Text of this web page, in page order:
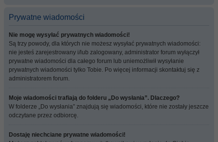
Prywatne wiadomości
Nie mogę wysyłać prywatnych wiadomości!
Są trzy powody, dla których nie możesz wysyłać prywatnych wiadomości:
nie jesteś zarejestrowany i/lub zalogowany, administrator forum wyłączył
prywatne wiadomości dla całego forum lub uniemożliwił wysyłanie
prywatnych wiadomości tylko Tobie. Po więcej informacji skontaktuj się z
administratorem forum.
Moje wiadomości trafiają do folderu „Do wysłania”. Dlaczego?
W folderze „Do wysłania” znajdują się wiadomości, które nie zostały jeszcze
odczytane przez odbiorcę.
Dostaję niechciane prywatne wiadomości!